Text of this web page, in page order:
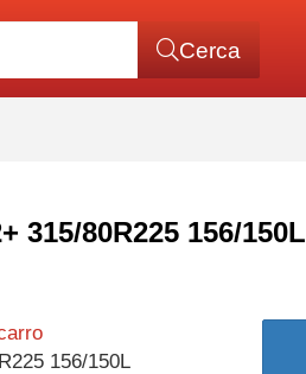
Cerca
315/80R225 156/150L
156/150L